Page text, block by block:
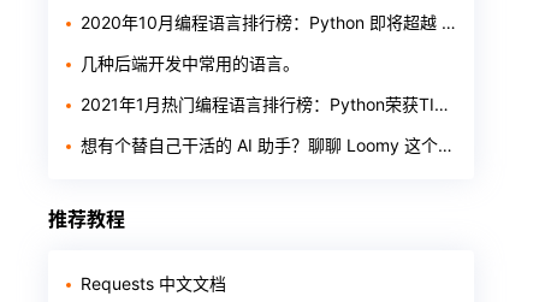
2020年10月编程语言排行榜：Python 即将超越 Java
几种后端开发中常用的语言。
2021年1月热门编程语言排行榜：Python荣获TIOBE年度之星
想有个替自己干活的 AI 助手？聊聊 Loomy 这个「AI 工作搭子」
推荐教程
Requests 中文文档